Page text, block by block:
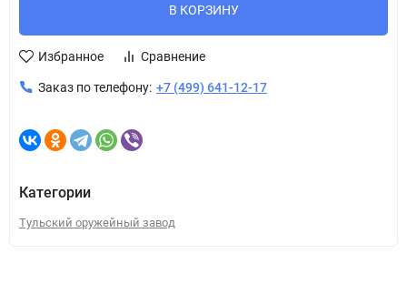
В КОРЗИНУ
Избранное Сравнение
Заказ по телефону: +7 (499) 641-12-17
Категории
Тульский оружейный завод